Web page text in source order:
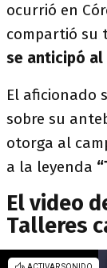
ocurrió en
compartió su
se anticipó al
El aficionado
sobre su
otorga al
a la leyenda
El video
Talleres